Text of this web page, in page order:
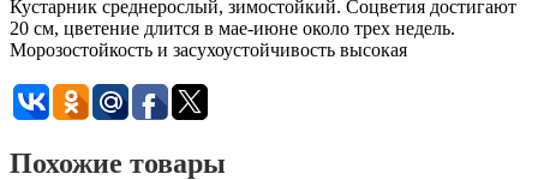
Кустарник среднерослый, зимостойкий. Соцветия достигают
20 см, цветение длится в мае-июне около трех недель.
Морозостойкость и засухоустойчивость высокая
Похожие товары